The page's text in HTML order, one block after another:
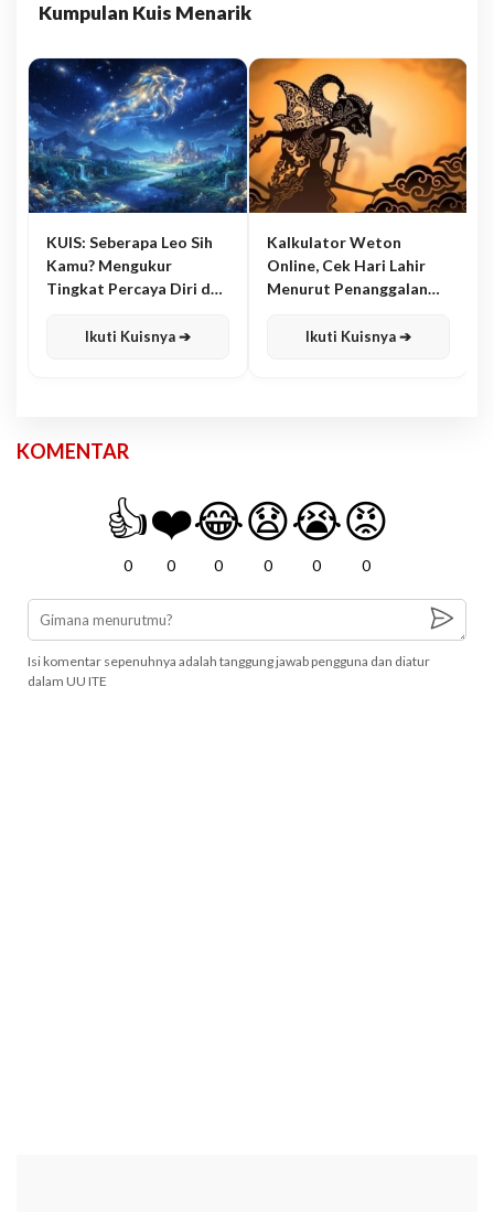
Kumpulan Kuis Menarik
KUIS: Seberapa Leo Sih
Kamu? Mengukur
Tingkat Percaya Diri dan
Ikuti Kuisnya ➔
Kalkulator Weton
Online, Cek Hari Lahir
Menurut Penanggalan
Ikuti Kuisnya ➔
KOMENTAR
👍
0
❤️
0
😂
0
😧
0
😭
0
😡
0
Isi komentar sepenuhnya adalah tanggung jawab pengguna dan diatur
dalam UU ITE